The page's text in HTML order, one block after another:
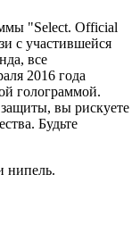
"Select. Official
с участившейся
все
2016 года
голограммой.
вы рискуете
Будьте